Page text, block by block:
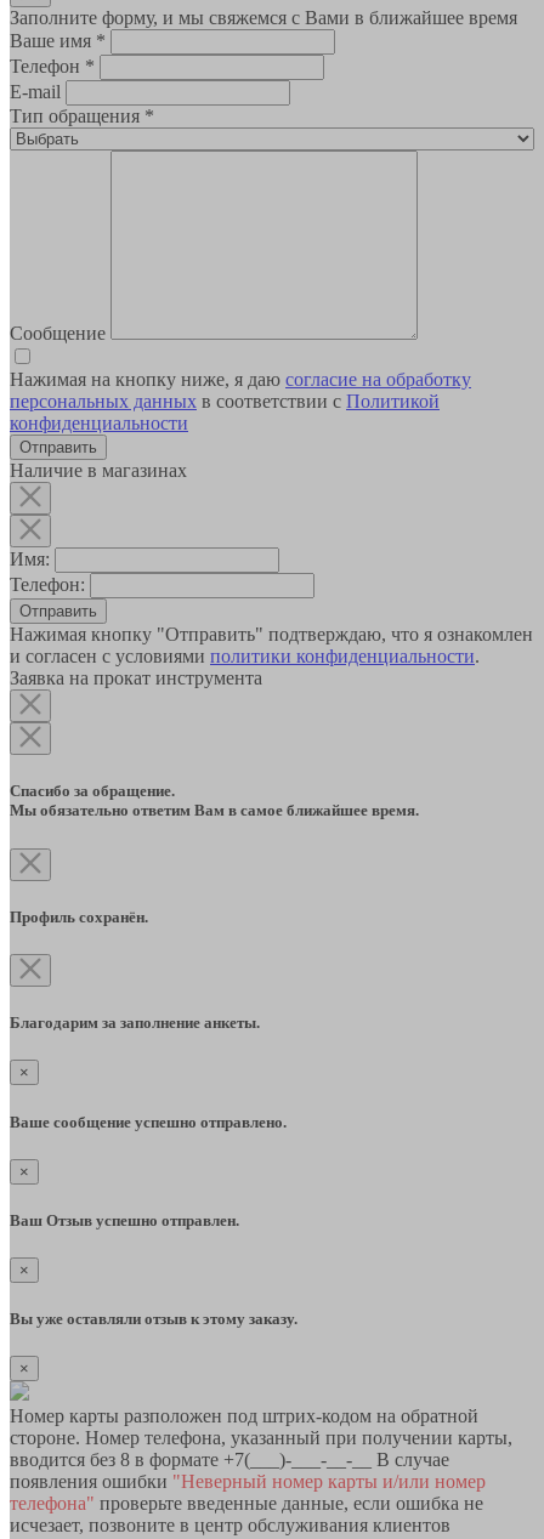
Заполните форму, и мы свяжемся с Вами в ближайшее время
Ваше имя *
Телефон *
E-mail
Тип обращения *
Сообщение
Нажимая на кнопку ниже, я даю согласие на обработку
персональных данных в соответствии с Политикой
конфиденциальности
Наличие в магазинах
Имя:
Телефон:
Отправить
Нажимая кнопку "Отправить" подтверждаю, что я ознакомлен
и согласен с условиями политики конфиденциальности.
Заявка на прокат инструмента
Спасибо за обращение.
Мы обязательно ответим Вам в самое ближайшее время.
Профиль сохранён.
Благодарим за заполнение анкеты.
×
Ваше сообщение успешно отправлено.
×
Ваш Отзыв успешно отправлен.
×
Вы уже оставляли отзыв к этому заказу.
×
Номер карты разположен под штрих-кодом на обратной
стороне. Номер телефона, указанный при получении карты,
вводится без 8 в формате +7(___)-___-__-__ В случае
появления ошибки "Неверный номер карты и/или номер
телефона" проверьте введенные данные, если ошибка не
исчезает, позвоните в центр обслуживания клиентов